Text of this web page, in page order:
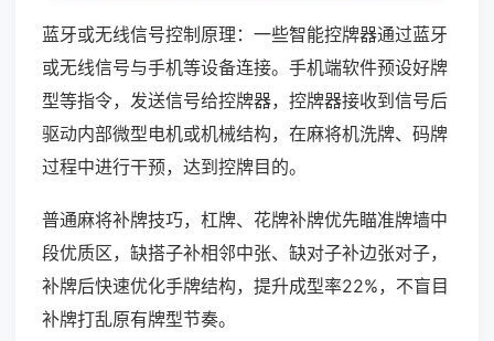
蓝牙或无线信号控制原理：一些智能控牌器通过蓝牙
或无线信号与手机等设备连接。手机端软件预设好牌
型等指令，发送信号给控牌器，控牌器接收到信号后
驱动内部微型电机或机械结构，在麻将机洗牌、码牌
过程中进行干预，达到控牌目的。
普通麻将补牌技巧，杠牌、花牌补牌优先瞄准牌墙中
段优质区，缺搭子补相邻中张、缺对子补边张对子，
补牌后快速优化手牌结构，提升成型率22%，不盲目
补牌打乱原有牌型节奏。